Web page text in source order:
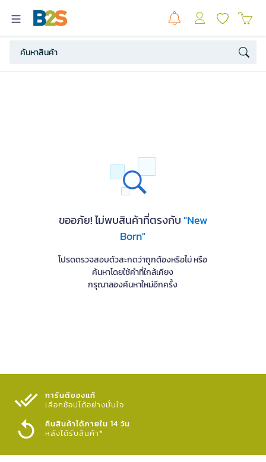
ขออภัย! ไม่พบสินค้าที่ตรงกับ"New
Born"
โปรดตรวจสอบตัวสะกดว่าถูกต้องหรือไม่ หรือ
ค้นหาโดยใช้คำที่ใกล้เคียง
กรุณาลองค้นหาใหม่อีกครั้ง
การันตีของแท้
เลือกช้อปได้อย่างมั่นใจ​
คืนสินค้าได้ภายใน 14 วัน
หลังได้รับสินค้า*